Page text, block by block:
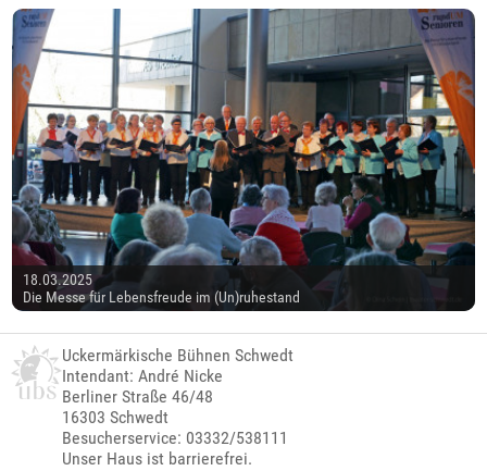
18.03.2025
Die Messe für Lebensfreude im (Un)ruhestand
Uckermärkische Bühnen Schwedt
Intendant: André Nicke
Berliner Straße 46/48
16303 Schwedt
Besucherservice: 03332/538111
Unser Haus ist barrierefrei.